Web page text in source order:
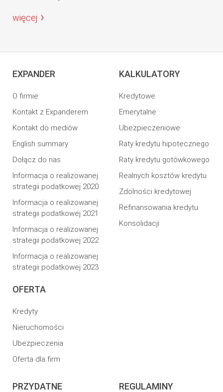
więcej
EXPANDER
O firmie
Kontakt z Expanderem
Kontakt do mediów
English summary
Dołącz do nas
Informacja o realizowanej
strategii podatkowej 2020
Informacja o realizowanej
strategii podatkowej 2021
Informacja o realizowanej
strategii podatkowej 2022
Informacja o realizowanej
strategii podatkowej 2023
OFERTA
Kredyty
Nieruchomości
Ubezpieczenia
Oferta dla firm
KALKULATORY
Kredytowe
Emerytalne
Ubezpieczeniowe
Raty kredytu hipotecznego
Raty kredytu gotówkowego
Realnych kosztów kredytu
Zdolności kredytowej
Refinansowania kredytu
Konsolidacji
PRZYDATNE REGULAMINY